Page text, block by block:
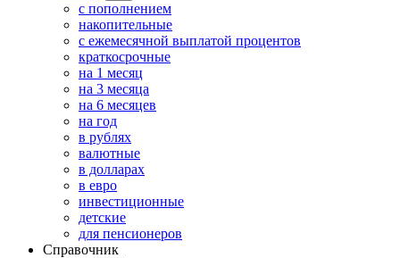
с пополнением
накопительные
с ежемесячной выплатой процентов
краткосрочные
на 1 месяц
на 3 месяца
на 6 месяцев
на год
в рублях
валютные
в долларах
в евро
инвестиционные
детские
для пенсионеров
Справочник